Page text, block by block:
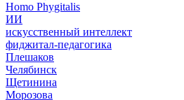
Homo Phygitalis
ИИ
искусственный интеллект
фиджитал-педагогика
Плешаков
Челябинск
Щетинина
Морозова